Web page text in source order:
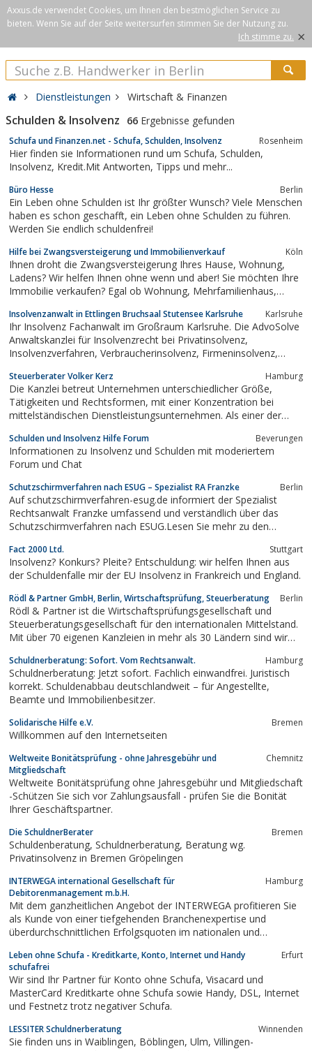
Axxus.de verwendet Cookies, um Ihnen den bestmöglichen Service zu
bieten. Wenn Sie auf der Seite weitersurfen stimmen Sie der Nutzung zu.
Ich stimme zu. ×
Dienstleistungen Wirtschaft & Finanzen
Schulden & Insolvenz 66 Ergebnisse gefunden
Schufa und Finanzen.net - Schufa, Schulden, Insolvenz Rosenheim
Hier finden sie Informationen rund um Schufa, Schulden,
Insolvenz, Kredit.Mit Antworten, Tipps und mehr...
Büro Hesse Berlin
Ein Leben ohne Schulden ist Ihr größter Wunsch? Viele Menschen
haben es schon geschafft, ein Leben ohne Schulden zu führen.
Werden Sie endlich schuldenfrei!
Hilfe bei Zwangsversteigerung und Immobilienverkauf Köln
Ihnen droht die Zwangsversteigerung Ihres Hause, Wohnung,
Ladens? Wir helfen Ihnen ohne wenn und aber! Sie möchten Ihre
Immobilie verkaufen? Egal ob Wohnung, Mehrfamilienhaus,
– ohne Maklergebühren!
Insolvenzanwalt in Ettlingen Bruchsaal Stutensee Karlsruhe Karlsruhe
Ihr Insolvenz Fachanwalt im Großraum Karlsruhe. Die AdvoSolve
Anwaltskanzlei für Insolvenzrecht bei Privatinsolvenz,
Insolvenzverfahren, Verbraucherinsolvenz, Firmeninsolvenz,
Rheinstetten, Ettlingen, Karlsruhe, Stutensee, Bruchsaal, Rastatt,
Waghäusel,...
Steuerberater Volker Kerz Hamburg
Die Kanzlei betreut Unternehmen unterschiedlicher Größe,
Tätigkeiten und Rechtsformen, mit einer Konzentration bei
mittelständischen Dienstleistungsunternehmen. Als einer der
Deutschland biete ich Fachberatungen zu den Themenbereichen
Sanierung und Insolvenz an.
Schulden und Insolvenz Hilfe Forum Beverungen
Informationen zu Insolvenz und Schulden mit moderiertem
Forum und Chat
Schutzschirmverfahren nach ESUG – Spezialist RA Franzke Berlin
Auf schutzschirmverfahren-esug.de informiert der Spezialist
Rechtsanwalt Franzke umfassend und verständlich über das
Schutzschirmverfahren nach ESUG.Lesen Sie mehr zu den
Sonderkündigungsrechte im Schutzschirmverfahren !•
Schutzschirmverfahren ≠ Pleite !• ESUG...
Fact 2000 Ltd. Stuttgart
Insolvenz? Konkurs? Pleite? Entschuldung: wir helfen Ihnen aus
der Schuldenfalle mir der EU Insolvenz in Frankreich und England.
Rödl & Partner GmbH, Berlin, Wirtschaftsprüfung, Steuerberatung Berlin
Rödl & Partner ist die Wirtschaftsprüfungsgesellschaft und
Steuerberatungsgesellschaft für den internationalen Mittelstand.
Mit über 70 eigenen Kanzleien in mehr als 30 Ländern sind wir
Schuldnerberatung: Sofort. Vom Rechtsanwalt. Hamburg
Schuldnerberatung: Jetzt sofort. Fachlich einwandfrei. Juristisch
korrekt. Schuldenabbau deutschlandweit – für Angestellte,
Beamte und Immobilienbesitzer.
Solidarische Hilfe e.V. Bremen
Willkommen auf den Internetseiten
Weltweite Bonitätsprüfung - ohne Jahresgebühr und
Mitgliedschaft
Chemnitz
Weltweite Bonitätsprüfung ohne Jahresgebühr und Mitgliedschaft
-Schützen Sie sich vor Zahlungsausfall - prüfen Sie die Bonität
Ihrer Geschäftspartner.
Die SchuldnerBerater Bremen
Schuldenberatung, Schuldnerberatung, Beratung wg.
Privatinsolvenz in Bremen Gröpelingen
INTERWEGA international Gesellschaft für
Debitorenmanagement m.b.H.
Hamburg
Mit dem ganzheitlichen Angebot der INTERWEGA profitieren Sie
als Kunde von einer tiefgehenden Branchenexpertise und
überdurchschnittlichen Erfolgsquoten im nationalen und
Erfahrungen aus über 30 Jahren Unternehmensgeschichte
sichern die Erstellung und Anwendung...
Leben ohne Schufa - Kreditkarte, Konto, Internet und Handy
schufafrei
Erfurt
Wir sind Ihr Partner für Konto ohne Schufa, Visacard und
MasterCard Kreditkarte ohne Schufa sowie Handy, DSL, Internet
und Festnetz trotz negativer Schufa.
LESSITER Schuldnerberatung Winnenden
Sie finden uns in Waiblingen, Böblingen, Ulm, Villingen-